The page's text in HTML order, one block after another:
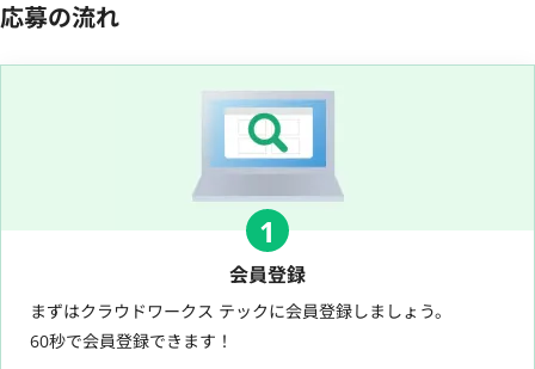
応募の流れ
1
会員登録
まずはクラウドワークス テックに会員登録しましょう。
60秒で会員登録できます！